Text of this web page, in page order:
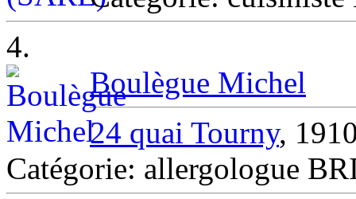
4.
Boulègue Michel
24 quai Tourny,
Catégorie: allergologue